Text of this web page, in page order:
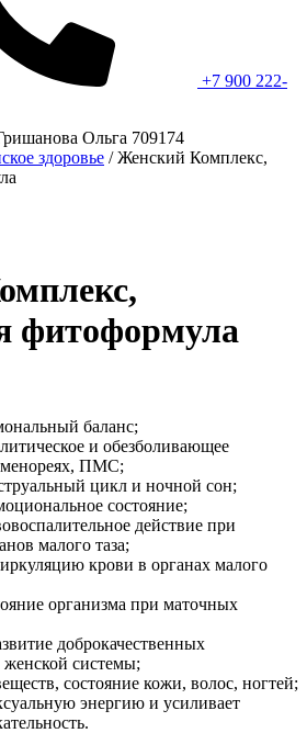
+7 900 222-
Ольга 709174
здоровье / Женский Комплекс,
фитоформула
баланс;
и обезболивающее
ПМС;
цикл и ночной сон;
состояние;
действие при
малого таза;
крови в органах малого
организма при маточных
доброкачественных
женской системы;
состояние кожи, волос, ногтей;
энергию и усиливает